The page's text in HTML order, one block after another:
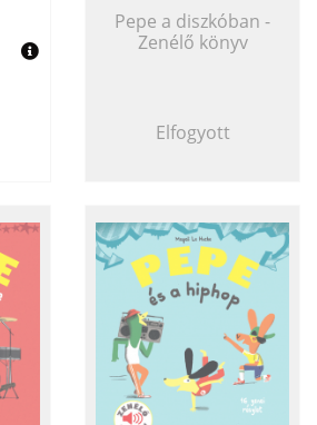
Pepe a diszkóban -
Zenélő könyv
Elfogyott